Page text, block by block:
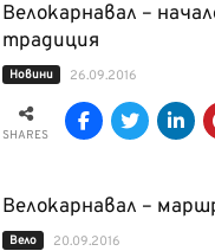
Велокарнавал –
традиция
Новини 26.09.2016
SHARES
Велокарнавал –
Вело 20.09.2016